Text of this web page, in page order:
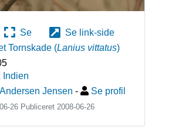
Se
Se link-side
Tornskade (Lanius vittatus)
Indien
Jensen - Se profil
26 Publiceret 2008-06-26